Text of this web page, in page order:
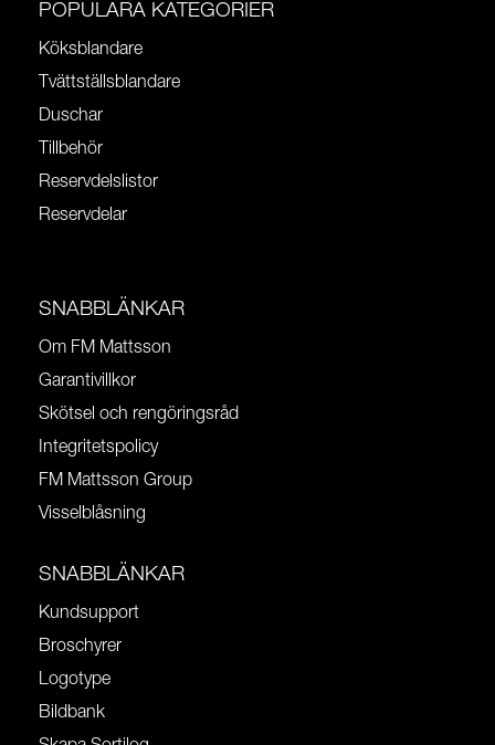
POPULÄRA KATEGORIER
Köksblandare
Tvättställsblandare
Duschar
Tillbehör
Reservdelslistor
Reservdelar
SNABBLÄNKAR
Om FM Mattsson
Garantivillkor
Skötsel och rengöringsråd
Integritetspolicy
FM Mattsson Group
Visselblåsning
SNABBLÄNKAR
Kundsupport
Broschyrer
Logotype
Bildbank